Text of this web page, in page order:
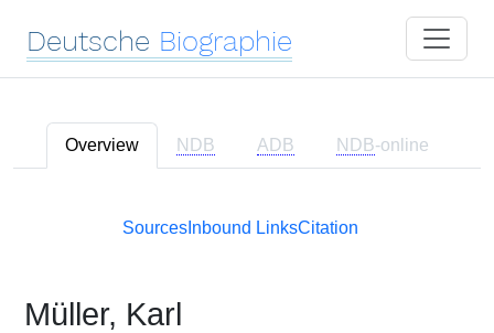
Deutsche Biographie
Overview NDB ADB NDB-online
Sources Inbound LinksCitation
Müller, Karl